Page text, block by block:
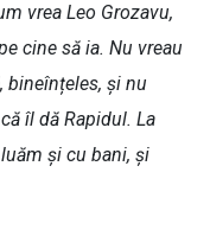
vrea Leo Grozavu,
cine să ia. Nu vreau
bineînțeles, și nu
îl dă Rapidul. La
și cu bani, și